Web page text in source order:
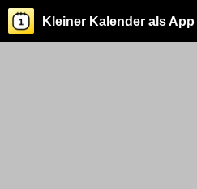
Kleiner Kalender als App